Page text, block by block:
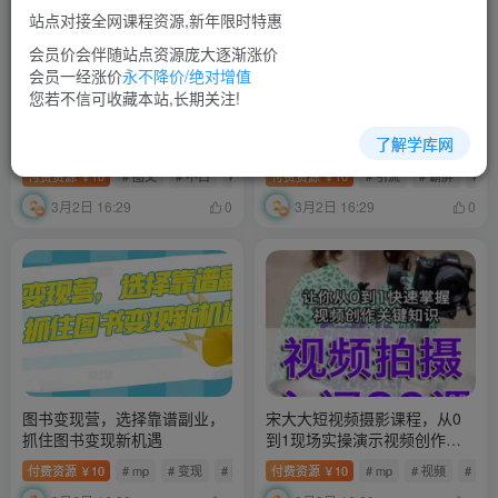
付费资源 ￥10 # 图文 # 不白 # 小红
3月2日 16:29 0
课，30天霸屏10万关键词
付费资源 ￥10 # 引流 # 霸屏 # 词
3月2日 16:29 0
图书变现营，选择靠谱副业，
抓住图书变现新机遇
付费资源 ￥ 10 # mp # 变现 # 图书
宋大大短视频摄影课程，从0
到1现场实操演示视频创作的
全过程
付费资源 ￥ 10 # mp # 视频 # 实操
站点对接全网课程资源,新年限时特惠
会员价会伴随站点资源庞大逐渐涨价
会员一经涨价永不降价/绝对增值
您若不信可收藏本站,长期关注!
了解学库网